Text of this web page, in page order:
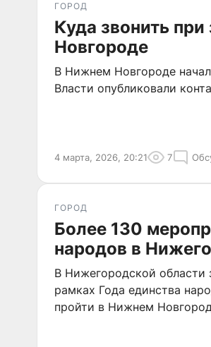
ГОРОД
Куда звонить
Новгороде
В Нижнем Новгороде
Власти опубликовали
4 марта, 2026, 20:21 7
ГОРОД
Более 130
народов в
В Нижегородской области
рамках Года единства
пройти в Нижнем